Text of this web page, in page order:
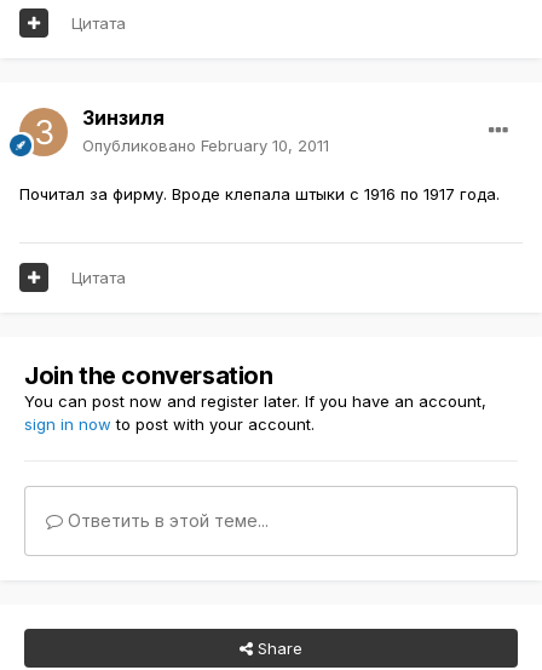
Цитата
Зинзиля
Опубликовано February 10, 2011
Почитал за фирму. Вроде клепала штыки с 1916 по 1917 года.
Цитата
Join the conversation
You can post now and register later. If you have an account,
sign in now to post with your account.
Ответить в этой теме...
Share